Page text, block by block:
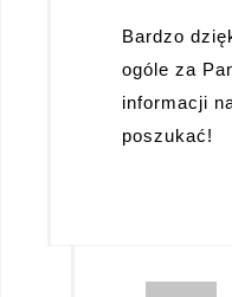
Bardzo
ogóle za
informacji
poszukać!